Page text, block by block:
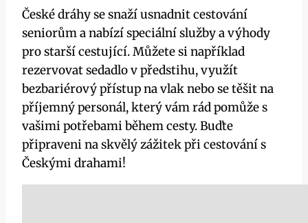
České dráhy se snaží usnadnit cestování
seniorům a nabízí speciální služby a výhody
pro starší cestující. Můžete si například
rezervovat sedadlo v předstihu, využít
bezbariérový přístup na vlak nebo se těšit na
příjemný personál, který vám rád pomůže s
vašimi potřebami během cesty. Buďte
připraveni na skvělý zážitek při cestování s
Českými drahami!